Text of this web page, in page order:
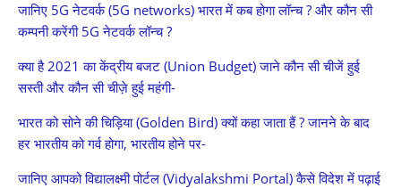
जानिए 5G नेटवर्क (5G networks) भारत में कब होगा लॉन्च ? और कौन सी
कम्पनी करेंगी 5G नेटवर्क लॉन्च ?
क्या है 2021 का केंद्रीय बजट (Union Budget) जाने कौन सी चीजें हुई
सस्ती और कौन सी चीज़े हुई महंगी-
भारत को सोने की चिड़िया (Golden Bird) क्यों कहा जाता हैं ? जानने के बाद
हर भारतीय को गर्व होगा, भारतीय होने पर-
जानिए आपको विद्यालक्ष्मी पोर्टल (Vidyalakshmi Portal) कैसे विदेश में पढ़ाई